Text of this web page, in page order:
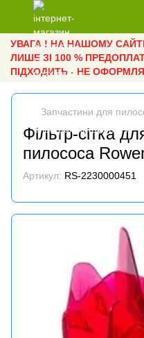
УВАГА ! НА НАШОМУ
ЛИШЕ ЗІ 100 %
ПІДХОДИТЬ - НЕ
Запчастини для
Фільтр-сітка
пилососа
Артикул: RS-2230000451